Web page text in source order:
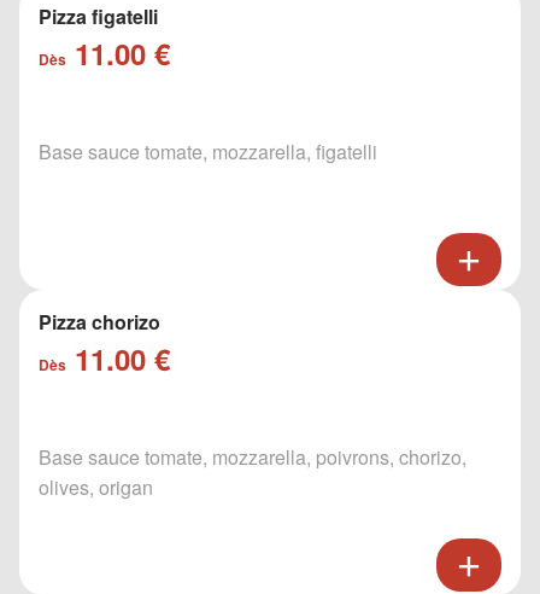
Pizza figatelli
Dès 11.00 €
Base sauce tomate, mozzarella, figatelli
Pizza chorizo
Dès 11.00 €
Base sauce tomate, mozzarella, poivrons, chorizo,
olives, origan